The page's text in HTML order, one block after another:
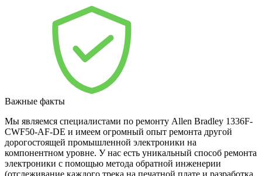
Важные факты
Мы являемся специалистами по ремонту Allen Bradley 1336F-
CWF50-AF-DE и имеем огромный опыт ремонта другой
дорогостоящей промышленной электроники на
компонентном уровне. У нас есть уникальный способ ремонта
электроники с помощью метода обратной инженерии